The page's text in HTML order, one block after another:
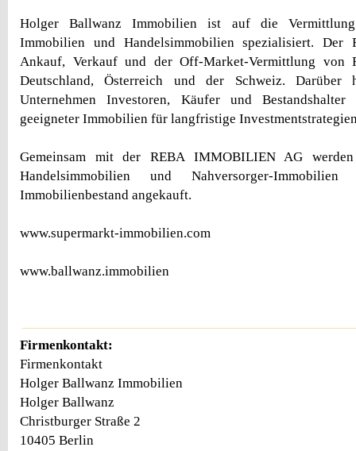
Holger Ballwanz Immobilien ist auf die
Immobilien und Handelsimmobilien spezialisiert.
Ankauf, Verkauf und der Off-Market-Vermittlung von
Deutschland, Österreich und der Schweiz. Darüber
Unternehmen Investoren, Käufer und
geeigneter Immobilien für langfristige
Gemeinsam mit der REBA IMMOBILIEN AG werden
Handelsimmobilien und Nahversorger-
Immobilienbestand angekauft.
www.supermarkt-immobilien.com
www.ballwanz.immobilien
Firmenkontakt:
Firmenkontakt
Holger Ballwanz Immobilien
Holger Ballwanz
Christburger Straße 2
10405 Berlin